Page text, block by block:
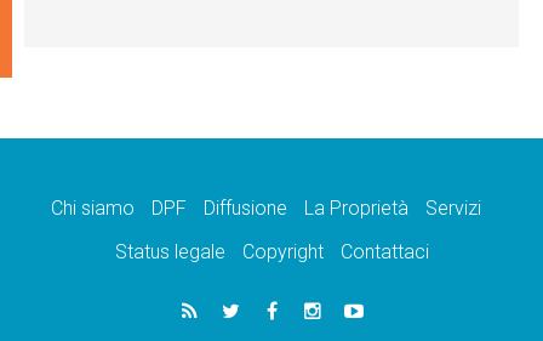
Chi siamo DPF Diffusione La Proprietà
Servizi
Status legale
Copyright Contattaci